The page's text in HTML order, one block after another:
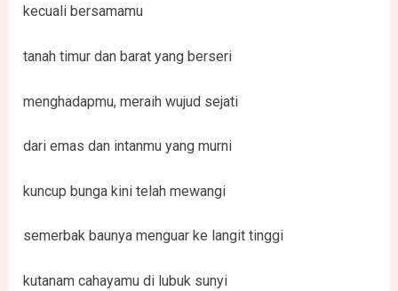
kecuali bersamamu
tanah timur dan barat yang berseri
menghadapmu, meraih wujud sejati
dari emas dan intanmu yang murni
kuncup bunga kini telah mewangi
semerbak baunya menguar ke langit tinggi
kutanam cahayamu di lubuk sunyi